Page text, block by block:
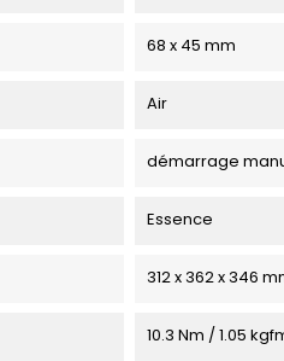
68 x 45 mm
Air
démarrage
Essence
312 x 362 x 346
10.3 Nm / 1.05